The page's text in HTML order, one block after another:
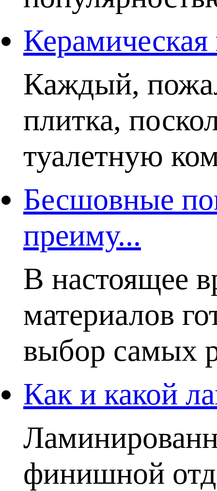
Каждый,
плитка,
туалетную
Бесшовные
преиму...
В настоящее
материалов
выбор самых
Как и какой
финишной